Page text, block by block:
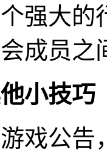
强大的
成员之
小技巧
戏公告